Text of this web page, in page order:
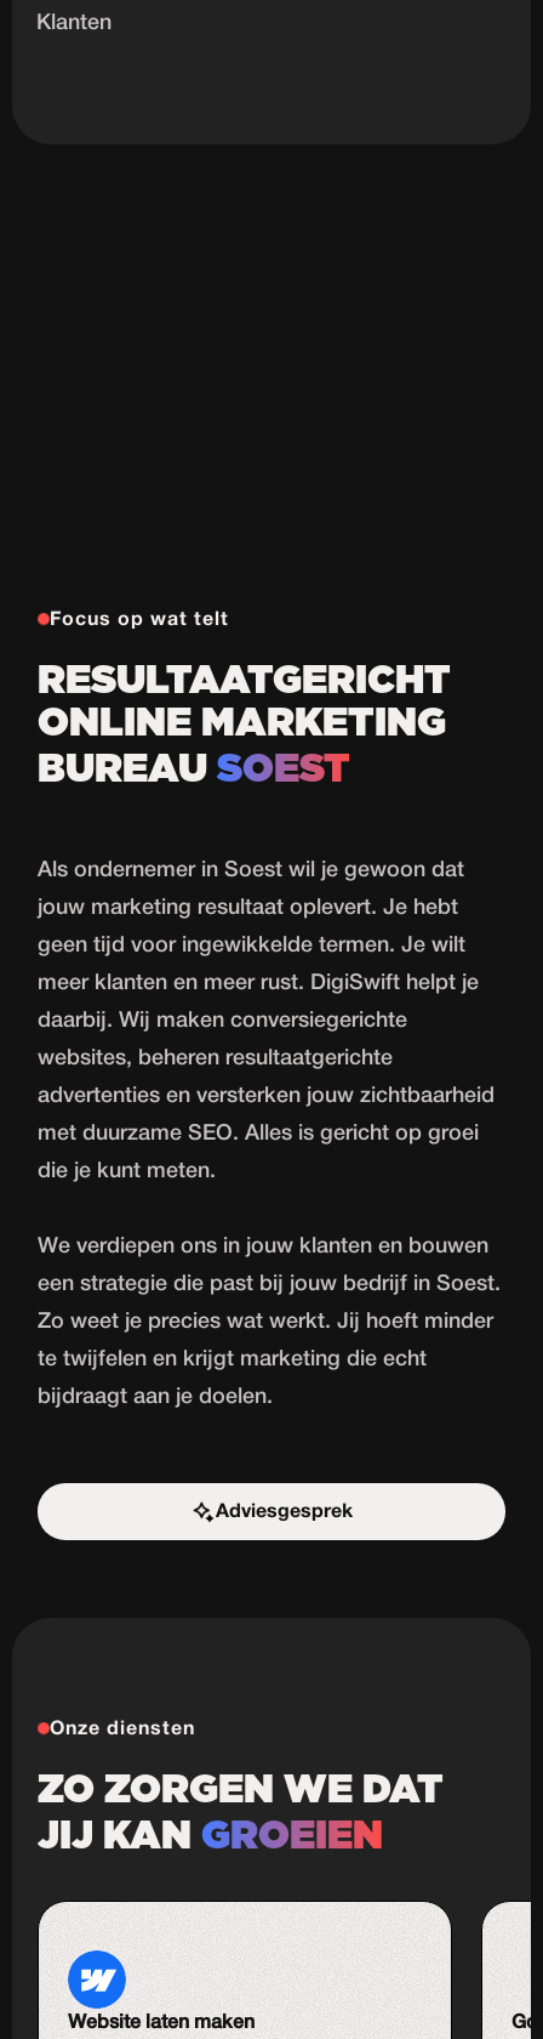
Klanten
Focus op wat telt
RESULTAATGERICHT
ONLINE MARKETING
BUREAUSOEST
Als ondernemer in Soest wil je gewoon dat
jouw marketing resultaat oplevert. Je hebt
geen tijd voor ingewikkelde termen. Je wilt
meer klanten en meer rust. DigiSwift helpt je
daarbij. Wij maken conversiegerichte
websites, beheren resultaatgerichte
advertenties en versterken jouw zichtbaarheid
met duurzame SEO. Alles is gericht op groei
die je kunt meten.
We verdiepen ons in jouw klanten en bouwen
een strategie die past bij jouw bedrijf in Soest.
Zo weet je precies wat werkt. Jij hoeft minder
te twijfelen en krijgt marketing die echt
bijdraagt aan je doelen.
Adviesgesprek
Start de uitdaging
Onze diensten
ZO ZORGEN WE DAT
JIJ KANGROEIEN
Website laten maken